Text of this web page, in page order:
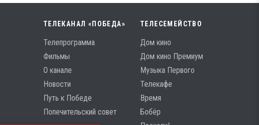
ТЕЛЕКАНАЛ «ПОБЕДА»
Телепрограмма
Фильмы
О канале
Новости
Путь к Победе
Попечительский совет
ТЕЛЕСЕМЕЙСТВО
Дом кино
Дом кино Премиум
Музыка Первого
Телекафе
Время
Бобёр